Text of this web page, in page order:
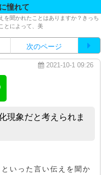
憧れて
を聞かれたことはありますか？きっち
とによって、美
次のページ
2021-10-1 09:26
現象だと考えられま
しわが目立ってくることは老
いった言い伝えを聞か